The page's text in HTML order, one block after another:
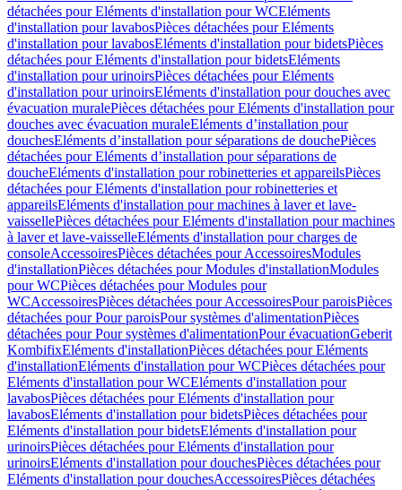
détachées pour Eléments d'installation pour WCEléments
d'installation pour lavabosPièces détachées pour Eléments
d'installation pour lavabosEléments d'installation pour bidetsPièces
détachées pour Eléments d'installation pour bidetsEléments
d'installation pour urinoirsPièces détachées pour Eléments
d'installation pour urinoirsEléments d'installation pour douches avec
évacuation muralePièces détachées pour Eléments d'installation pour
douches avec évacuation muraleEléments d’installation pour
douchesEléments d’installation pour séparations de douchePièces
détachées pour Eléments d’installation pour séparations de
doucheEléments d'installation pour robinetteries et appareilsPièces
détachées pour Eléments d'installation pour robinetteries et
appareilsEléments d'installation pour machines à laver et lave-
vaissellePièces détachées pour Eléments d'installation pour machines
à laver et lave-vaisselleEléments d'installation pour charges de
consoleAccessoiresPièces détachées pour AccessoiresModules
d'installationPièces détachées pour Modules d'installationModules
pour WCPièces détachées pour Modules pour
WCAccessoiresPièces détachées pour AccessoiresPour paroisPièces
détachées pour Pour paroisPour systèmes d'alimentationPièces
détachées pour Pour systèmes d'alimentationPour évacuationGeberit
KombifixEléments d'installationPièces détachées pour Eléments
d'installationEléments d'installation pour WCPièces détachées pour
Eléments d'installation pour WCEléments d'installation pour
lavabosPièces détachées pour Eléments d'installation pour
lavabosEléments d'installation pour bidetsPièces détachées pour
Eléments d'installation pour bidetsEléments d'installation pour
urinoirsPièces détachées pour Eléments d'installation pour
urinoirsEléments d'installation pour douchesPièces détachées pour
Eléments d'installation pour douchesAccessoiresPièces détachées